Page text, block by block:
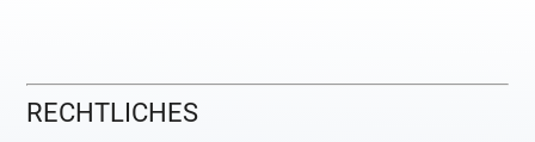
RECHTLICHES